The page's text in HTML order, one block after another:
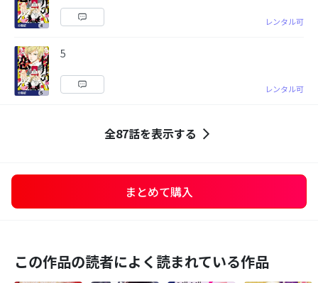
レンタル可
5
レンタル可
全87話を表示する
まとめて購入
この作品の読者によく読まれている作品